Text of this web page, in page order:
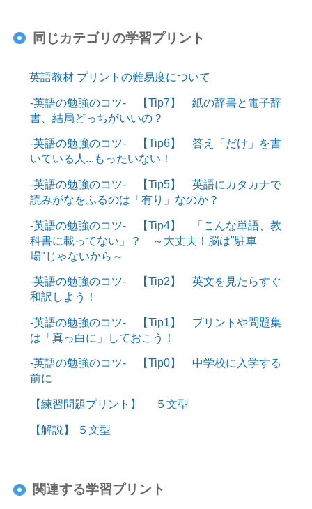
同じカテゴリの学習プリント
英語教材 プリントの難易度について
-英語の勉強のコツ- 【Tip7】 紙の辞書と電子辞
書、結局どっちがいいの？
-英語の勉強のコツ- 【Tip6】 答え「だけ」を書
いている人...もったいない！
-英語の勉強のコツ- 【Tip5】 英語にカタカナで
読みがなをふるのは「有り」なのか？
-英語の勉強のコツ- 【Tip4】 「こんな単語、教
科書に載ってない」？ ～大丈夫！脳は"駐車
場"じゃないから～
-英語の勉強のコツ- 【Tip2】 英文を見たらすぐ
和訳しよう！
-英語の勉強のコツ- 【Tip1】 プリントや問題集
は「真っ白に」しておこう！
-英語の勉強のコツ- 【Tip0】 中学校に入学する
前に
【練習問題プリント】 ５文型
【解説】 ５文型
関連する学習プリント